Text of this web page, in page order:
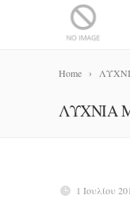
Home
ΛΥΧΝΊΑ
1 Ιουλίου